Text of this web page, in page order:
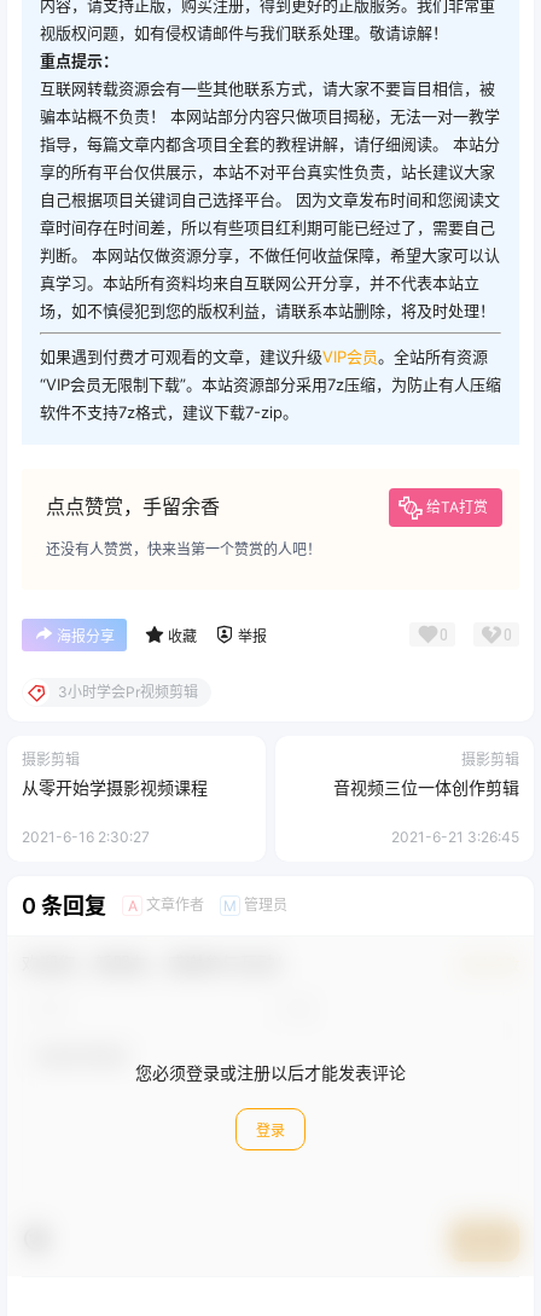
内容，请支持正版，购买注册，得到更好的正版服务。我们非常重
视版权问题，如有侵权请邮件与我们联系处理。敬请谅解！
重点提示：
互联网转载资源会有一些其他联系方式，请大家不要盲目相信，被
骗本站概不负责！ 本网站部分内容只做项目揭秘，无法一对一教学
指导，每篇文章内都含项目全套的教程讲解，请仔细阅读。 本站分
享的所有平台仅供展示，本站不对平台真实性负责，站长建议大家
自己根据项目关键词自己选择平台。 因为文章发布时间和您阅读文
章时间存在时间差，所以有些项目红利期可能已经过了，需要自己
判断。 本网站仅做资源分享，不做任何收益保障，希望大家可以认
真学习。本站所有资料均来自互联网公开分享，并不代表本站立
场，如不慎侵犯到您的版权利益，请联系本站删除，将及时处理！
如果遇到付费才可观看的文章，建议升级VIP会员。全站所有资源
“VIP会员无限制下载”。本站资源部分采用7z压缩，为防止有人压缩
软件不支持7z格式，建议下载7-zip。
点点赞赏，手留余香 给TA打赏
还没有人赞赏，快来当第一个赞赏的人吧！
海报分享 收藏 举报 0 0
3小时学会Pr视频剪辑
摄影剪辑
从零开始学摄影视频课程
2021-6-16 2:30:27
摄影剪辑
音视频三位一体创作剪辑
2021-6-21 3:26:45
0 条回复 A 文章作者 M 管理员
您必须登录或注册以后才能发表评论
登录